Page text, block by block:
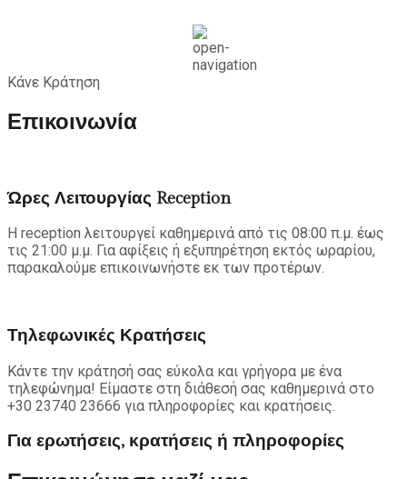
Κάνε Κράτηση
Επικοινωνία
Ώρες Λειτουργίας Reception
Η reception λειτουργεί καθημερινά από τις 08:00 π.μ. έως
τις 21:00 μ.μ. Για αφίξεις ή εξυπηρέτηση εκτός ωραρίου,
παρακαλούμε επικοινωνήστε εκ των προτέρων.
Τηλεφωνικές Κρατήσεις
Κάντε την κράτησή σας εύκολα και γρήγορα με ένα
τηλεφώνημα! Είμαστε στη διάθεσή σας καθημερινά στο
+30 23740 23666 για πληροφορίες και κρατήσεις.
Για ερωτήσεις, κρατήσεις ή πληροφορίες